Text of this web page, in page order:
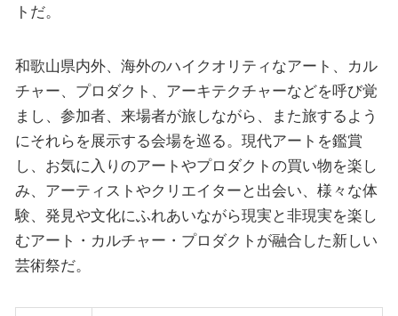
トだ。
和歌山県内外、海外のハイクオリティなアート、カル
チャー、プロダクト、アーキテクチャーなどを呼び覚
まし、参加者、来場者が旅しながら、また旅するよう
にそれらを展示する会場を巡る。現代アートを鑑賞
し、お気に入りのアートやプロダクトの買い物を楽し
み、アーティストやクリエイターと出会い、様々な体
験、発見や文化にふれあいながら現実と非現実を楽し
むアート・カルチャー・プロダクトが融合した新しい
芸術祭だ。